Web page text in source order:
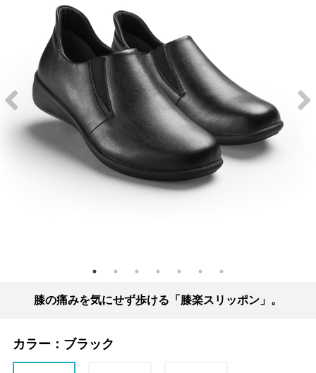
膝の痛みを気にせず歩ける「膝楽スリッポン」。
カラー： ブラック